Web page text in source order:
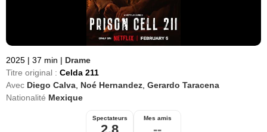
2025 | 37 min | Drame
Titre original : Celda 211
Avec Diego Calva Noé Hernandez Gerardo Taracena
Nationalité Mexique
Spectateurs Mes amis